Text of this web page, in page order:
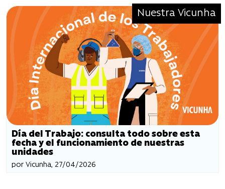
Nuestra Vicunha
Día del Trabajo: consulta todo sobre esta
fecha y el funcionamiento de nuestras
unidades
por Vicunha, 27/04/2026